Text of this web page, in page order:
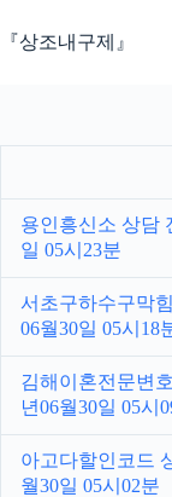
문『상조내구제』
용인흥신소 상담
일 05시23분
서초구하수구막
06월30일 05시18
김해이혼전문변
년06월30일 05시
아고다할인코드
월30일 05시02분